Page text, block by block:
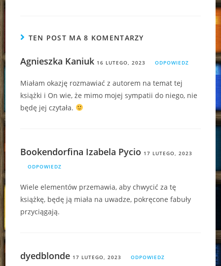
TEN POST MA 8 KOMENTARZY
Agnieszka Kaniuk 16 LUTEGO, 2023 ODPOWIEDZ
Miałam okazję rozmawiać z autorem na temat tej
książki i On wie, że mimo mojej sympatii do niego, nie
będę jej czytała.
Bookendorfina Izabela Pycio 17 LUTEGO, 2023
ODPOWIEDZ
Wiele elementów przemawia, aby chwycić za tę
książkę, będę ją miała na uwadze, pokręcone fabuły
przyciągają.
dyedblonde 17 LUTEGO, 2023 ODPOWIEDZ